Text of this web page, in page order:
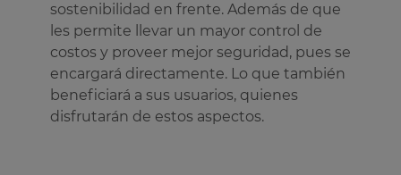
sostenibilidad en frente. Además de que
les permite llevar un mayor control de
costos y proveer mejor seguridad, pues se
encargará directamente. Lo que también
beneficiará a sus usuarios, quienes
disfrutarán de estos aspectos.